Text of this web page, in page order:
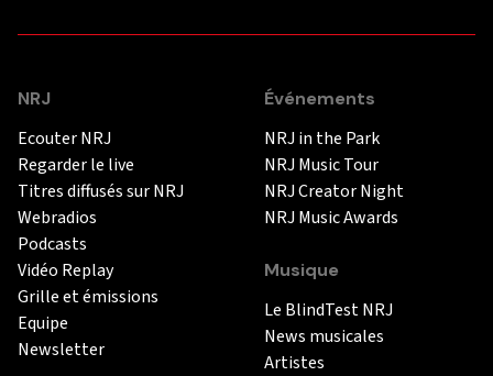
NRJ
Ecouter NRJ
Regarder le live
Titres diffusés sur NRJ
Webradios
Podcasts
Vidéo Replay
Grille et émissions
Equipe
Newsletter
Événements
NRJ in the Park
NRJ Music Tour
NRJ Creator Night
NRJ Music Awards
Musique
Le BlindTest NRJ
News musicales
Artistes